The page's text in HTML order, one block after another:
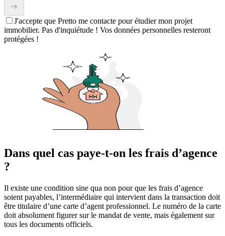
J'accepte que Pretto me contacte pour étudier mon projet
immobilier. Pas d'inquiétude ! Vos données personnelles resteront
protégées !
Dans quel cas paye-t-on les frais d’agence
?
Il existe une condition sine qua non pour que les frais d’agence
soient payables, l’intermédiaire qui intervient dans la transaction doit
être titulaire d’une carte d’agent professionnel. Le numéro de la carte
doit absolument figurer sur le mandat de vente, mais également sur
tous les documents officiels.